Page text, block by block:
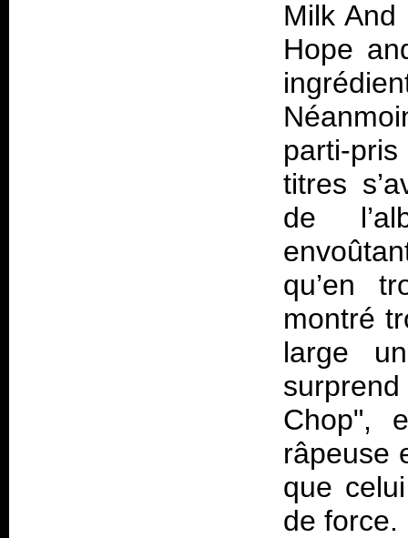
Milk
Hope
parti-
titres
de
qu’en
montré
large
Chop",
râpeuse
que
de force.